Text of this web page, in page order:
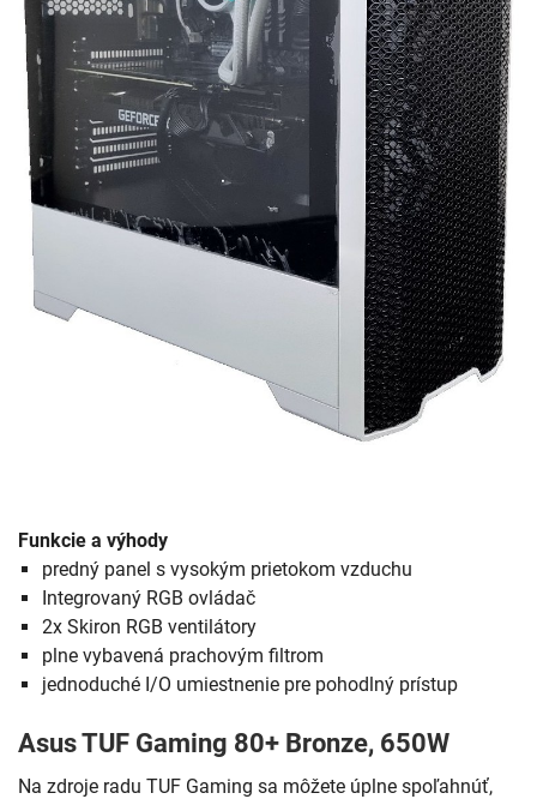
Funkcie a výhody
predný panel s vysokým prietokom vzduchu
Integrovaný RGB ovládač
2x Skiron RGB ventilátory
plne vybavená prachovým filtrom
jednoduché I/O umiestnenie pre pohodlný prístup
Asus TUF Gaming 80+ Bronze, 650W
Na zdroje radu TUF Gaming sa môžete úplne spoľahnúť,